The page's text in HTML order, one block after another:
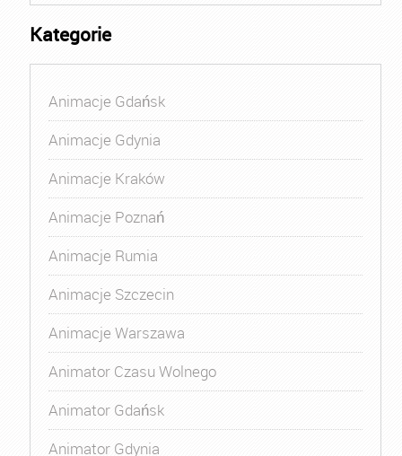
Kategorie
Animacje Gdańsk
Animacje Gdynia
Animacje Kraków
Animacje Poznań
Animacje Rumia
Animacje Szczecin
Animacje Warszawa
Animator Czasu Wolnego
Animator Gdańsk
Animator Gdynia